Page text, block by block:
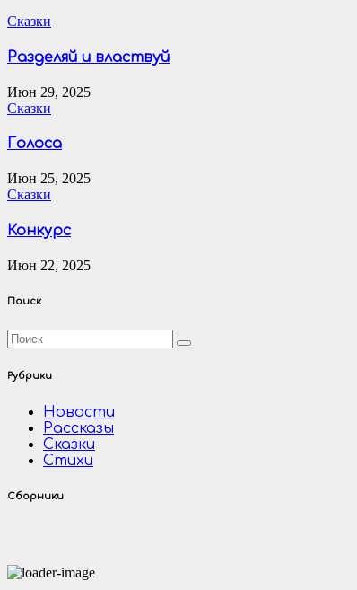
Сказки
Разделяй и властвуй
Июн 29, 2025
Сказки
Голоса
Июн 25, 2025
Сказки
Конкурс
Июн 22, 2025
Поиск
Рубрики
Новости
Рассказы
Сказки
Стихи
Сборники